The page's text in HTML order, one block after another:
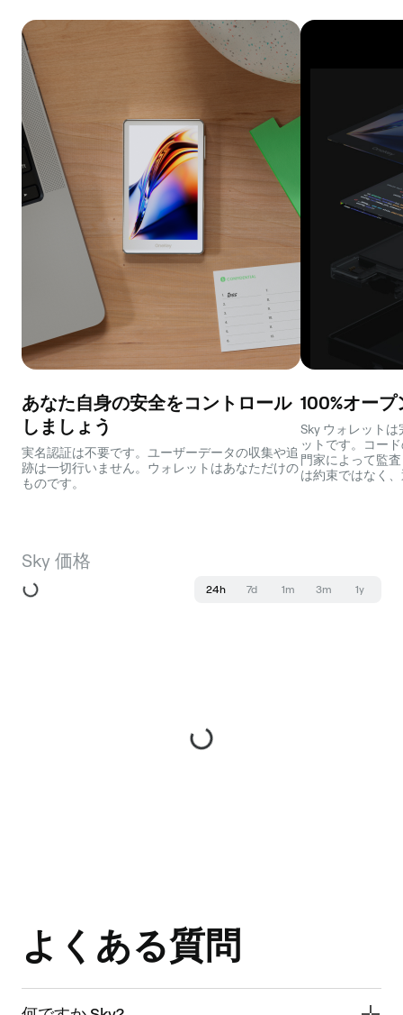
あなた自身の安全をコントロール
しましょう
実名認証は不要です。ユーザーデータの収集や追
跡は一切行いません。ウォレットはあなただけの
ものです。
100%オー
Sky ウォレット
ットです。コー
門家によって監
は約束ではなく
Sky 価格
24h 7d 1m 3m 1y
よくある質問